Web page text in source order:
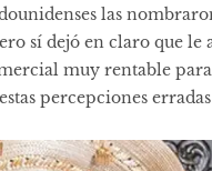
las
sí dejó en claro que
muy rentable
percepciones